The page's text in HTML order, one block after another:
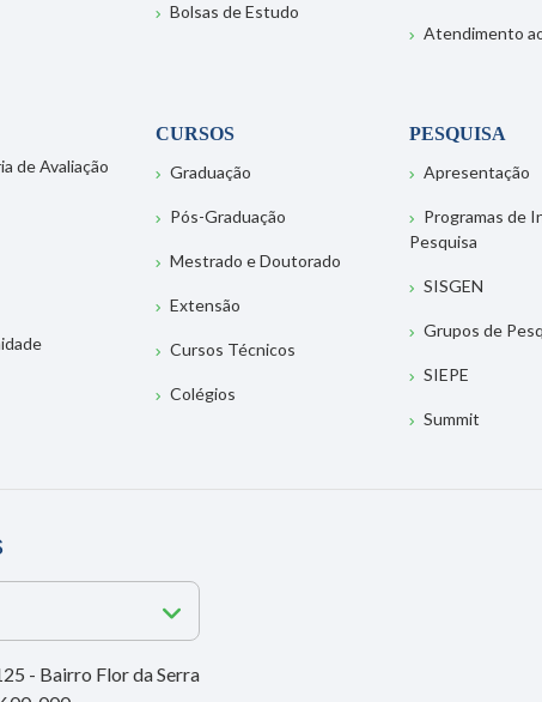
de Avaliação
Bolsas de Estudo
Atendimento
CURSOS
Graduação
Pós-Graduação
Mestrado e Doutorado
Extensão
Cursos Técnicos
Colégios
PESQUISA
Apresentação
Programas de
Pesquisa
SISGEN
Grupos de
SIEPE
Summit
- Bairro Flor da Serra